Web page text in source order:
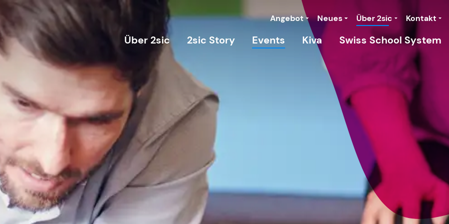
Angebot Neues Über 2sic Kontakt
Über 2sic 2sic Story Events Kiva Swiss School System